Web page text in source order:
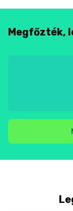
Megfőzték,